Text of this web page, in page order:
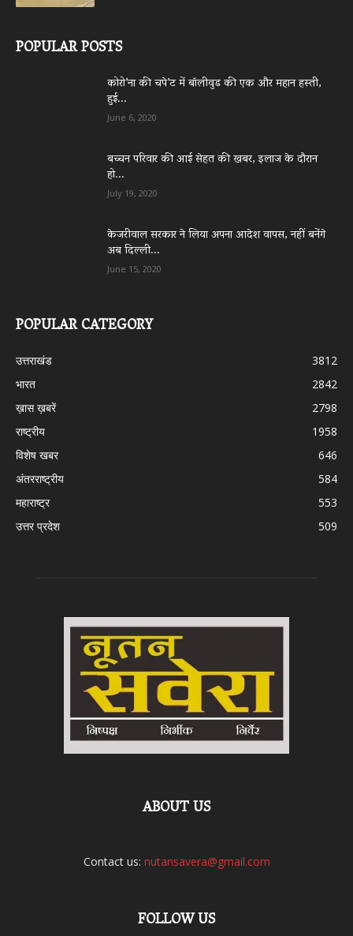
POPULAR POSTS
कोरो’ना की चपे’ट में बॉलीवुड की एक और महान हस्ती,
हुई...
June 6, 2020
बच्चन परिवार की आई सेहत की खबर, इलाज के दौरान
हो...
July 19, 2020
केजरीवाल सरकार ने लिया अपना आदेश वापस, नहीं बनेंगे
अब दिल्ली...
June 15, 2020
POPULAR CATEGORY
उत्तराखंड
3812
भारत
2842
ख़ास ख़बरें
2798
राष्ट्रीय
1958
विशेष खबर
646
अंतरराष्ट्रीय
584
महाराष्ट्र
553
उत्तर प्रदेश
509
ABOUT US
Contact us: nutansavera@gmail.com
FOLLOW US